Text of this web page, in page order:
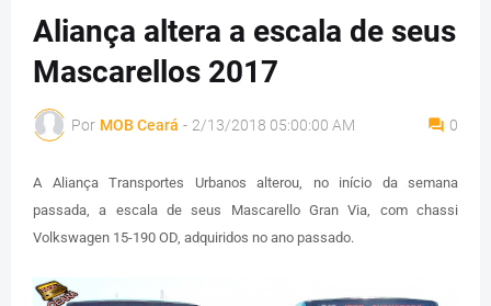
Aliança altera a escala de seus
Mascarellos 2017
Por MOB Ceará - 2/13/2018 05:00:00 AM 0
A Aliança Transportes Urbanos alterou, no início da semana
passada, a escala de seus Mascarello Gran Via, com chassi
Volkswagen 15-190 OD, adquiridos no ano passado.